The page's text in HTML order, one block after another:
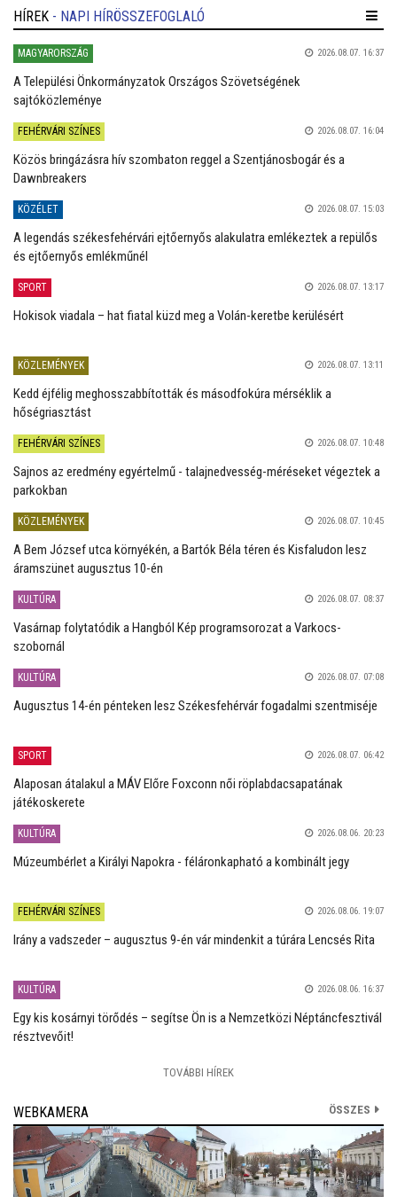
HÍREK - NAPI HÍRÖSSZEFOGLALÓ
MAGYARORSZÁG 2026.08.07. 16:37
A Települési Önkormányzatok Országos Szövetségének
sajtóközleménye
FEHÉRVÁRI SZÍNES 2026.08.07. 16:04
Közös bringázásra hív szombaton reggel a Szentjánosbogár és a
Dawnbreakers
KÖZÉLET 2026.08.07. 15:03
A legendás székesfehérvári ejtőernyős alakulatra emlékeztek a repülős
és ejtőernyős emlékműnél
SPORT 2026.08.07. 13:17
Hokisok viadala – hat fiatal küzd meg a Volán-keretbe kerülésért
KÖZLEMÉNYEK 2026.08.07. 13:11
Kedd éjfélig meghosszabbították és másodfokúra mérséklik a
hőségriasztást
FEHÉRVÁRI SZÍNES 2026.08.07. 10:48
Sajnos az eredmény egyértelmű - talajnedvesség-méréseket végeztek a
parkokban
KÖZLEMÉNYEK 2026.08.07. 10:45
A Bem József utca környékén, a Bartók Béla téren és Kisfaludon lesz
áramszünet augusztus 10-én
KULTÚRA 2026.08.07. 08:37
Vasárnap folytatódik a Hangból Kép programsorozat a Varkocs-
szobornál
KULTÚRA 2026.08.07. 07:08
Augusztus 14-én pénteken lesz Székesfehérvár fogadalmi szentmiséje
SPORT 2026.08.07. 06:42
Alaposan átalakul a MÁV Előre Foxconn női röplabdacsapatának
játékoskerete
KULTÚRA 2026.08.06. 20:23
Múzeumbérlet a Királyi Napokra - féláronkapható a kombinált jegy
FEHÉRVÁRI SZÍNES 2026.08.06. 19:07
Irány a vadszeder – augusztus 9-én vár mindenkit a túrára Lencsés Rita
KULTÚRA 2026.08.06. 16:37
Egy kis kosárnyi törődés – segítse Ön is a Nemzetközi Néptáncfesztivál
résztvevőit!
TOVÁBBI HÍREK
WEBKAMERA ÖSSZES